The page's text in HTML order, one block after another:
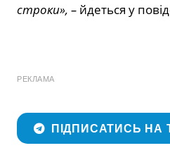
строки», – йдеться у
РЕКЛАМА
ПІДПИСАТИСЬ НА